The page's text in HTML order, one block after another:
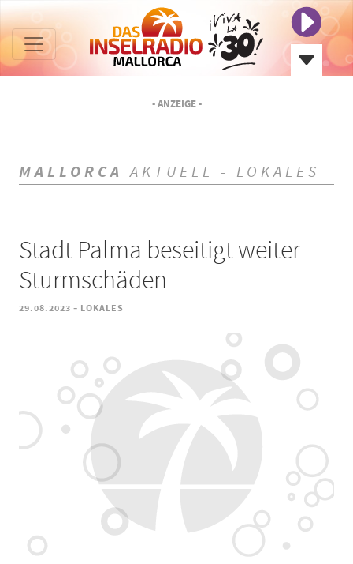
- ANZEIGE -
MALLORCA AKTUELL - LOKALES
Stadt Palma beseitigt weiter
Sturmschäden
29.08.2023 - LOKALES